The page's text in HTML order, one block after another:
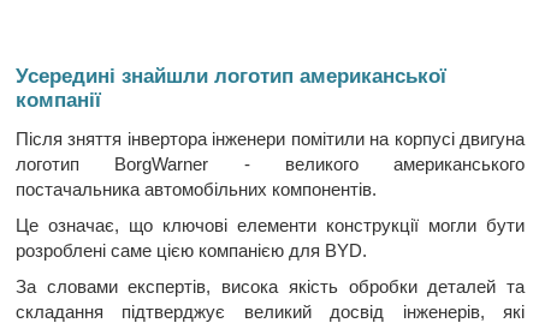
Усередині знайшли логотип американської
компанії
Після зняття інвертора інженери помітили на корпусі двигуна
логотип BorgWarner - великого американського
постачальника автомобільних компонентів.
Це означає, що ключові елементи конструкції могли бути
розроблені саме цією компанією для BYD.
За словами експертів, висока якість обробки деталей та
складання підтверджує великий досвід інженерів, які